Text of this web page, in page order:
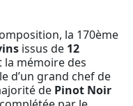
la 170ème
issus de 12
la mémoire des
d’un grand chef de
de Pinot Noir